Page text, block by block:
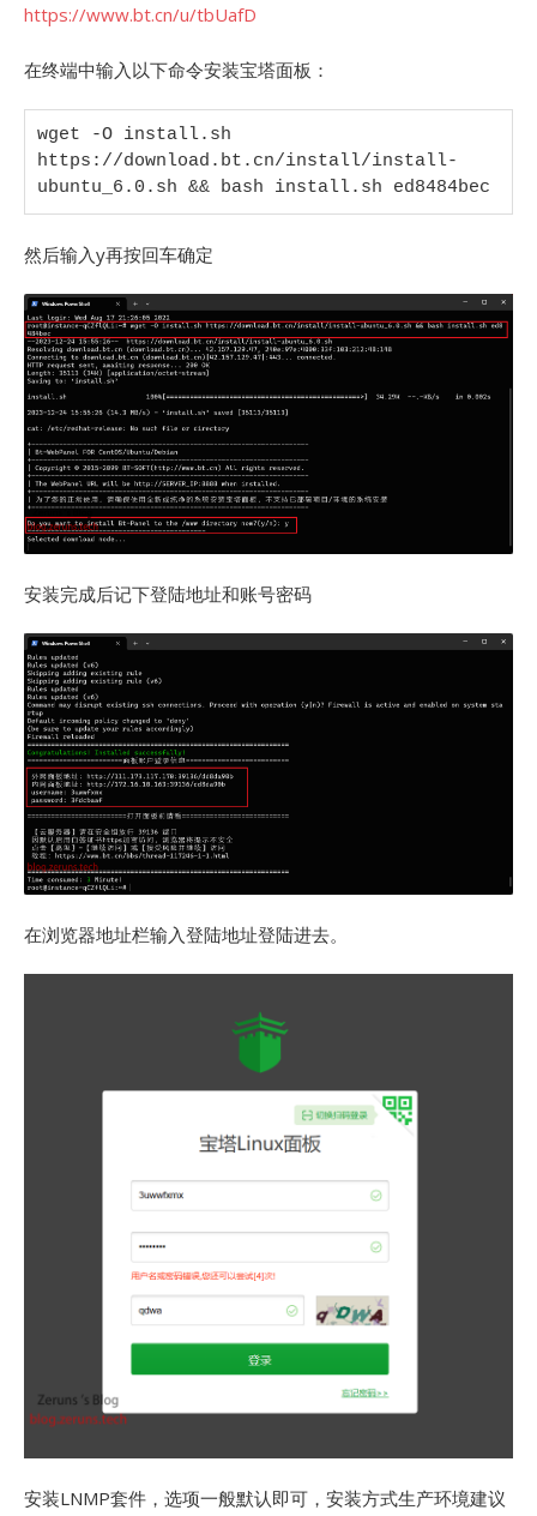
https://www.bt.cn/u/tbUafD
在终端中输入以下命令安装宝塔面板：
wget -O install.sh
https://download.bt.cn/install/install-
ubuntu_6.0.sh && bash install.sh ed8484bec
然后输入y再按回车确定
安装完成后记下登陆地址和账号密码
在浏览器地址栏输入登陆地址登陆进去。
安装LNMP套件，选项一般默认即可，安装方式生产环境建议